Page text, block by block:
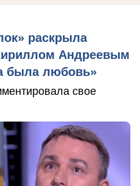
раскрыла
Андреевым
была любовь»
свое